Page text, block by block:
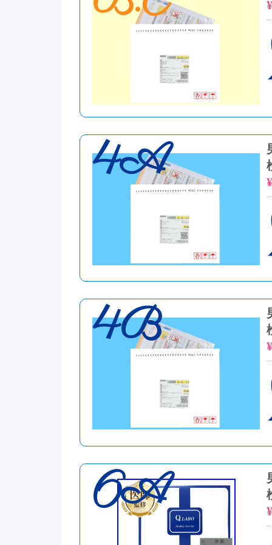
4A
4B
6A